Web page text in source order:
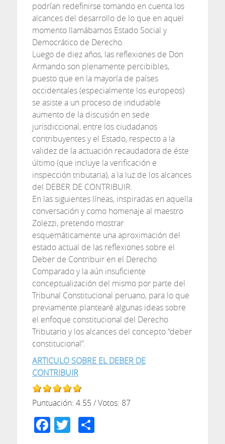
podrían redefinirse tomando en cuenta los
alcances del desarrollo de lo que en aquel
momento llamábamos Estado Social y
Democrático de Derecho.
Luego de diez años, las reflexiones de Don
Armando son plenamente percibibles,
puesto que en la mayoría de países
occidentales (especialmente los europeos)
se asiste a un proceso de indudable
aumento de la discusión en sede
jurisdiccional, entre los ciudadanos
contribuyentes y el Estado, respecto a la
validez de la actuación recaudadora de éste
último (que incluye la verificación e
inspección tributaria), a la luz de los alcances
del DEBER DE CONTRIBUIR.
En las siguientes líneas, inspiradas en aquella
conversación y como homenaje al maestro
Zolezzi, pretendo mostrar
esquemáticamente una aproximación del
estado actual de las reflexiones sobre el
Deber de Contribuir en el Derecho
Comparado y la aún insuficiente
conceptualización del mismo por parte del
Tribunal Constitucional peruano, para lo que
previamente plantearé algunas ideas sobre
el enfoque constitucional del Derecho
Tributario y los alcances del concepto “deber
constitucional”.
ARTICULO SOBRE EL DEBER DE
CONTRIBUIR
Puntuación: 4.55 / Votos: 87
Facebook
TwitterCompartir